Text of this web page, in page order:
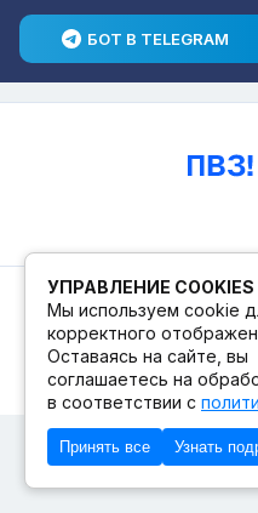
БОТ В TELEGRAM
© 2026.
Публичная оферта
©
УПРАВЛЕНИЕ COOKIES
Мы используем cookie
корректного
Оставаясь на сайте, вы
соглашаетесь на
в соответствии с
Принять все Узнать